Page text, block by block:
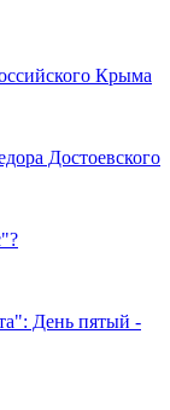
Крыма
Достоевского
День пятый -